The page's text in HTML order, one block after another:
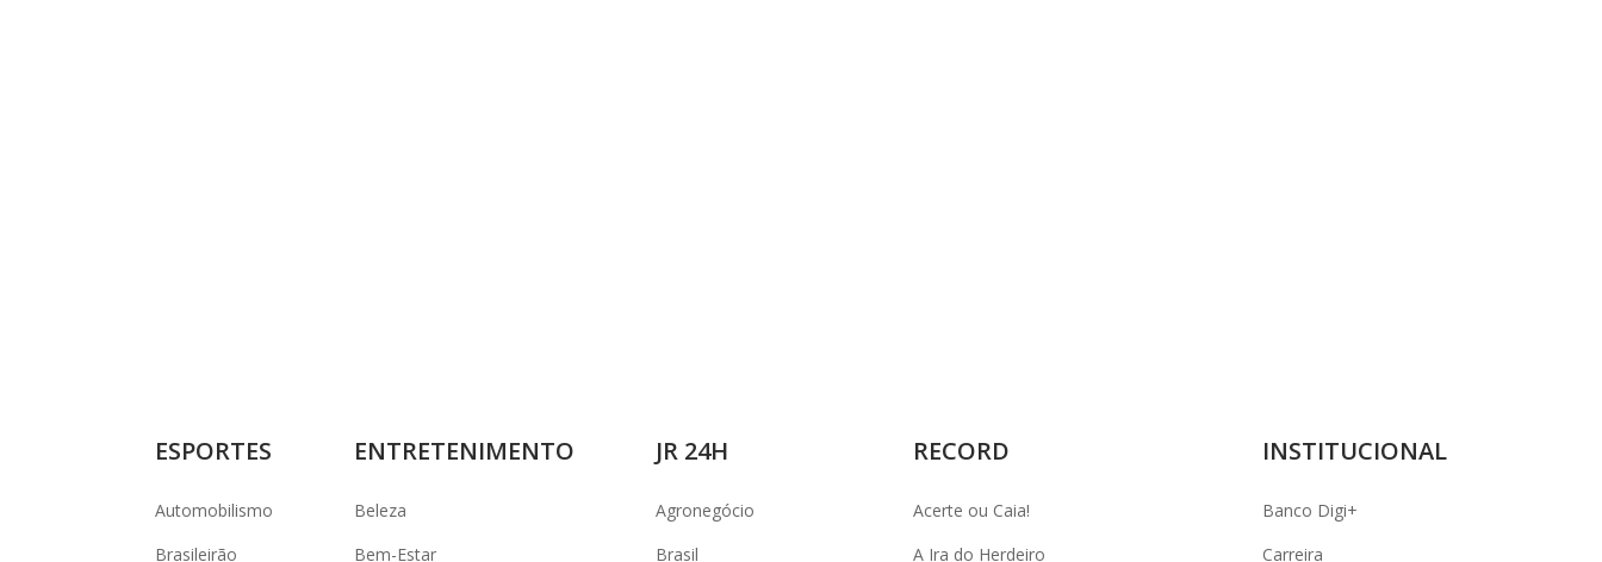
ESPORTES
Automobilismo
Brasileirão
ENTRETENIMENTO
Beleza
Bem-Estar
JR 24H
Agronegócio
Brasil
RECORD
Acerte ou Caia!
A Ira do Herdeiro
INSTITUCIONAL
Banco Digi+
Carreira